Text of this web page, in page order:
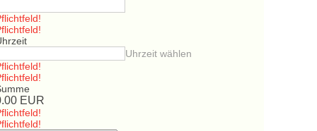
Uhrzeit wählen
EUR